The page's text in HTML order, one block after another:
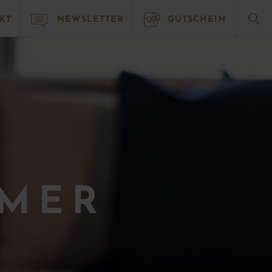
A NEWSLETTER A GUTSCHEIN C